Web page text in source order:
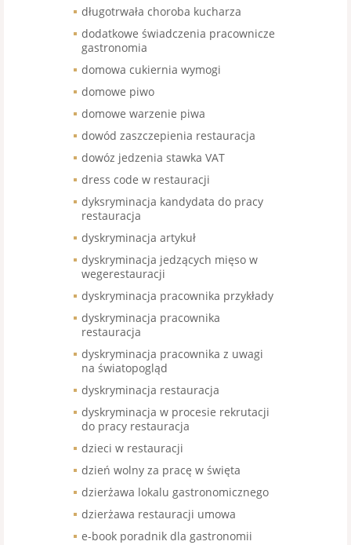
długotrwała choroba kucharza
dodatkowe świadczenia pracownicze
gastronomia
domowa cukiernia wymogi
domowe piwo
domowe warzenie piwa
dowód zaszczepienia restauracja
dowóz jedzenia stawka VAT
dress code w restauracji
dyksryminacja kandydata do pracy
restauracja
dyskryminacja artykuł
dyskryminacja jedzących mięso w
wegerestauracji
dyskryminacja pracownika przykłady
dyskryminacja pracownika
restauracja
dyskryminacja pracownika z uwagi
na światopogląd
dyskryminacja restauracja
dyskryminacja w procesie rekrutacji
do pracy restauracja
dzieci w restauracji
dzień wolny za pracę w święta
dzierżawa lokalu gastronomicznego
dzierżawa restauracji umowa
e-book poradnik dla gastronomii